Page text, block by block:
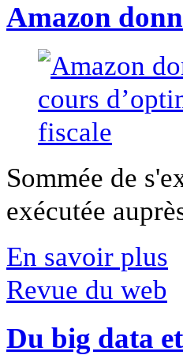
Amazon
Sommée de
exécutée
En savoir plus
Revue du web
Du big data